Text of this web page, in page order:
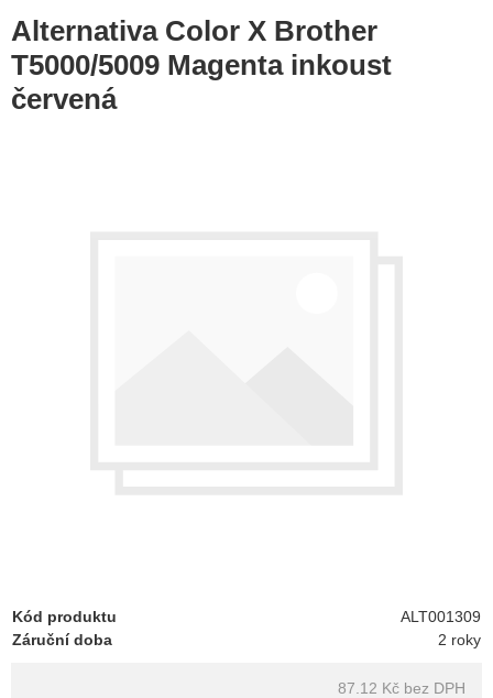
Alternativa Color X Brother
T5000/5009 Magenta inkoust
červená
Kód produktu
ALT001309
Záruční doba
2 roky
87.12 Kč bez DPH